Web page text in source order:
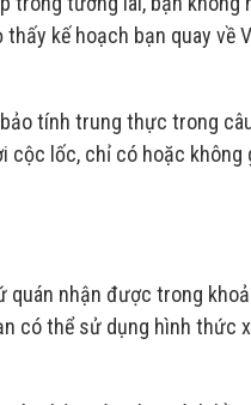
kế hoạch bạn quay về
tính trung thực trong
cộc lốc, chỉ có hoặc không
quán nhận được trong
có thể sử dụng hình thức